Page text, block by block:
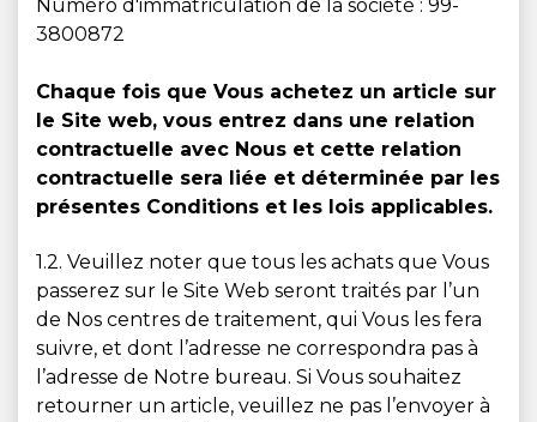
Numéro d'immatriculation de la société : 99-
3800872
Chaque fois que Vous achetez un article sur
le Site web, vous entrez dans une relation
contractuelle avec Nous et cette relation
contractuelle sera liée et déterminée par les
présentes Conditions et les lois applicables.
1.2. Veuillez noter que tous les achats que Vous
passerez sur le Site Web seront traités par l’un
de Nos centres de traitement, qui Vous les fera
suivre, et dont l’adresse ne correspondra pas à
l’adresse de Notre bureau. Si Vous souhaitez
retourner un article, veuillez ne pas l’envoyer à